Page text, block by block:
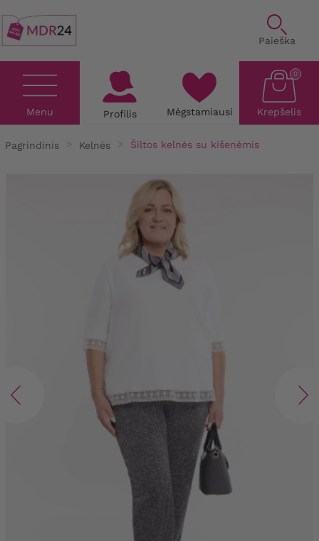
Paieška
Menu Profilis Mėgstamiausi Krepšelis
0
Pagrindinis Kelnės Šiltos kelnės su kišenėmis